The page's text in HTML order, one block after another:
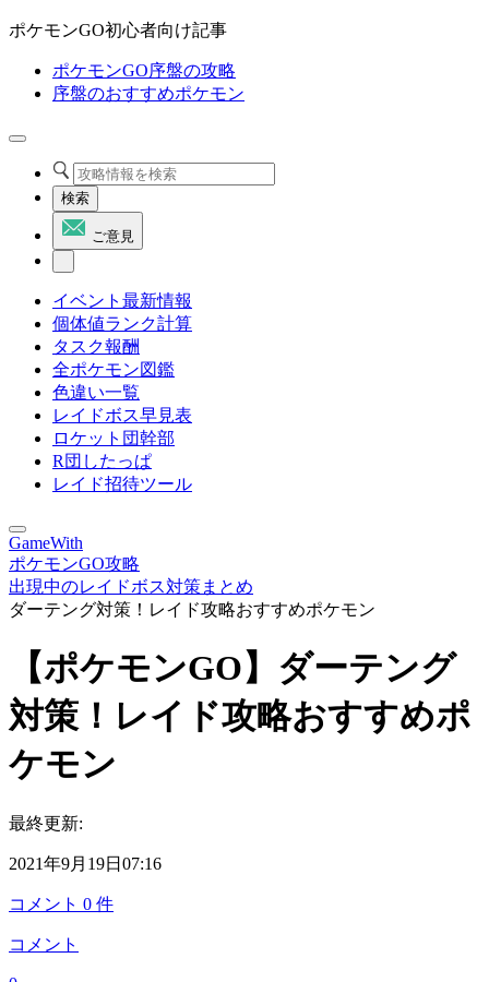
ポケモンGO初心者向け記事
ポケモンGO序盤の攻略
序盤のおすすめポケモン
検索
ご意見
イベント最新情報
個体値ランク計算
タスク報酬
全ポケモン図鑑
色違い一覧
レイドボス早見表
ロケット団幹部
R団したっぱ
レイド招待ツール
GameWith
ポケモンGO攻略
出現中のレイドボス対策まとめ
ダーテング対策！レイド攻略おすすめポケモン
【ポケモンGO】ダーテング
対策！レイド攻略おすすめポ
ケモン
最終更新:
2021年9月19日07:16
コメント 0 件
コメント